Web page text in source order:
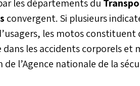
les départements du
convergent. Si plusieurs
les motos
les accidents corporels
de l’Agence nationale de la